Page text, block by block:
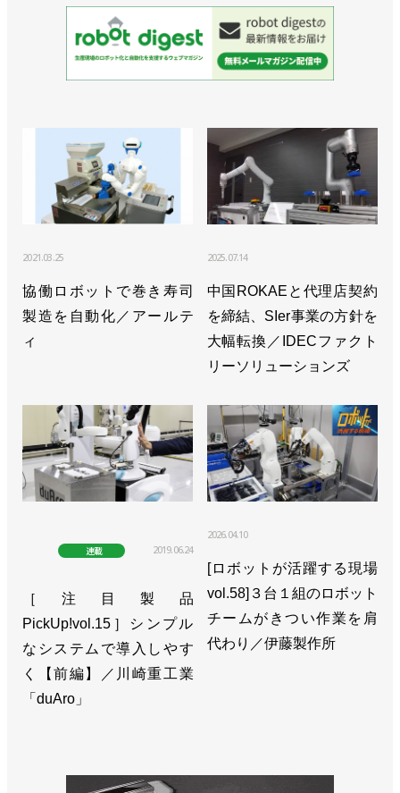
2021.03.25
協働ロボットで巻き寿司
製造を自動化／アールテ
ィ
2025.07.14
中国ROKAEと代理店契約
を締結、SIer事業の方針を
大幅転換／IDECファクト
リーソリューションズ
連載 2019.06.24
［注目製品
PickUp!vol.15］シンプル
なシステムで導入しやす
く【前編】／川崎重工業
「duAro」
2026.04.10
[ロボットが活躍する現場
vol.58]３台１組のロボット
チームがきつい作業を肩
代わり／伊藤製作所